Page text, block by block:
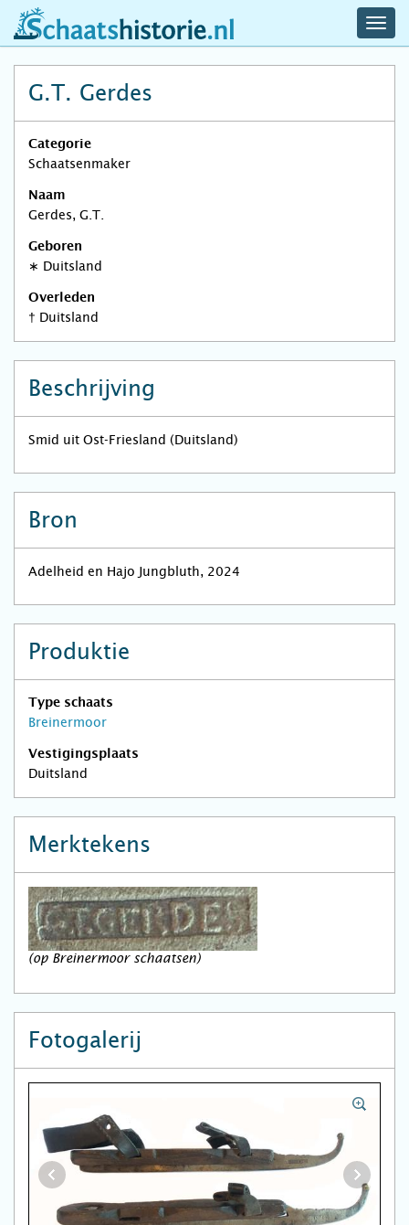
schaatshistorie.nl
G.T. Gerdes
Categorie
Schaatsenmaker
Naam
Gerdes, G.T.
Geboren
∗ Duitsland
Overleden
† Duitsland
Beschrijving
Smid uit Ost-Friesland (Duitsland)
Bron
Adelheid en Hajo Jungbluth, 2024
Produktie
Type schaats
Breinermoor
Vestigingsplaats
Duitsland
Merktekens
(op Breinermoor schaatsen)
Fotogalerij